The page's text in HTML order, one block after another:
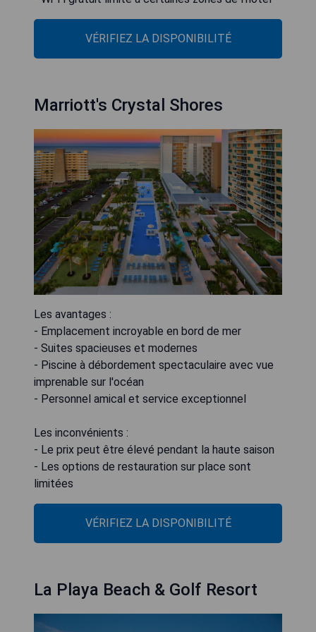
VÉRIFIEZ LA DISPONIBILITÉ
Marriott's Crystal Shores
Les avantages :
- Emplacement incroyable en bord de mer
- Suites spacieuses et modernes
- Piscine à débordement spectaculaire avec vue
imprenable sur l'océan
- Personnel amical et service exceptionnel
Les inconvénients :
- Le prix peut être élevé pendant la haute saison
- Les options de restauration sur place sont
limitées
VÉRIFIEZ LA DISPONIBILITÉ
La Playa Beach & Golf Resort